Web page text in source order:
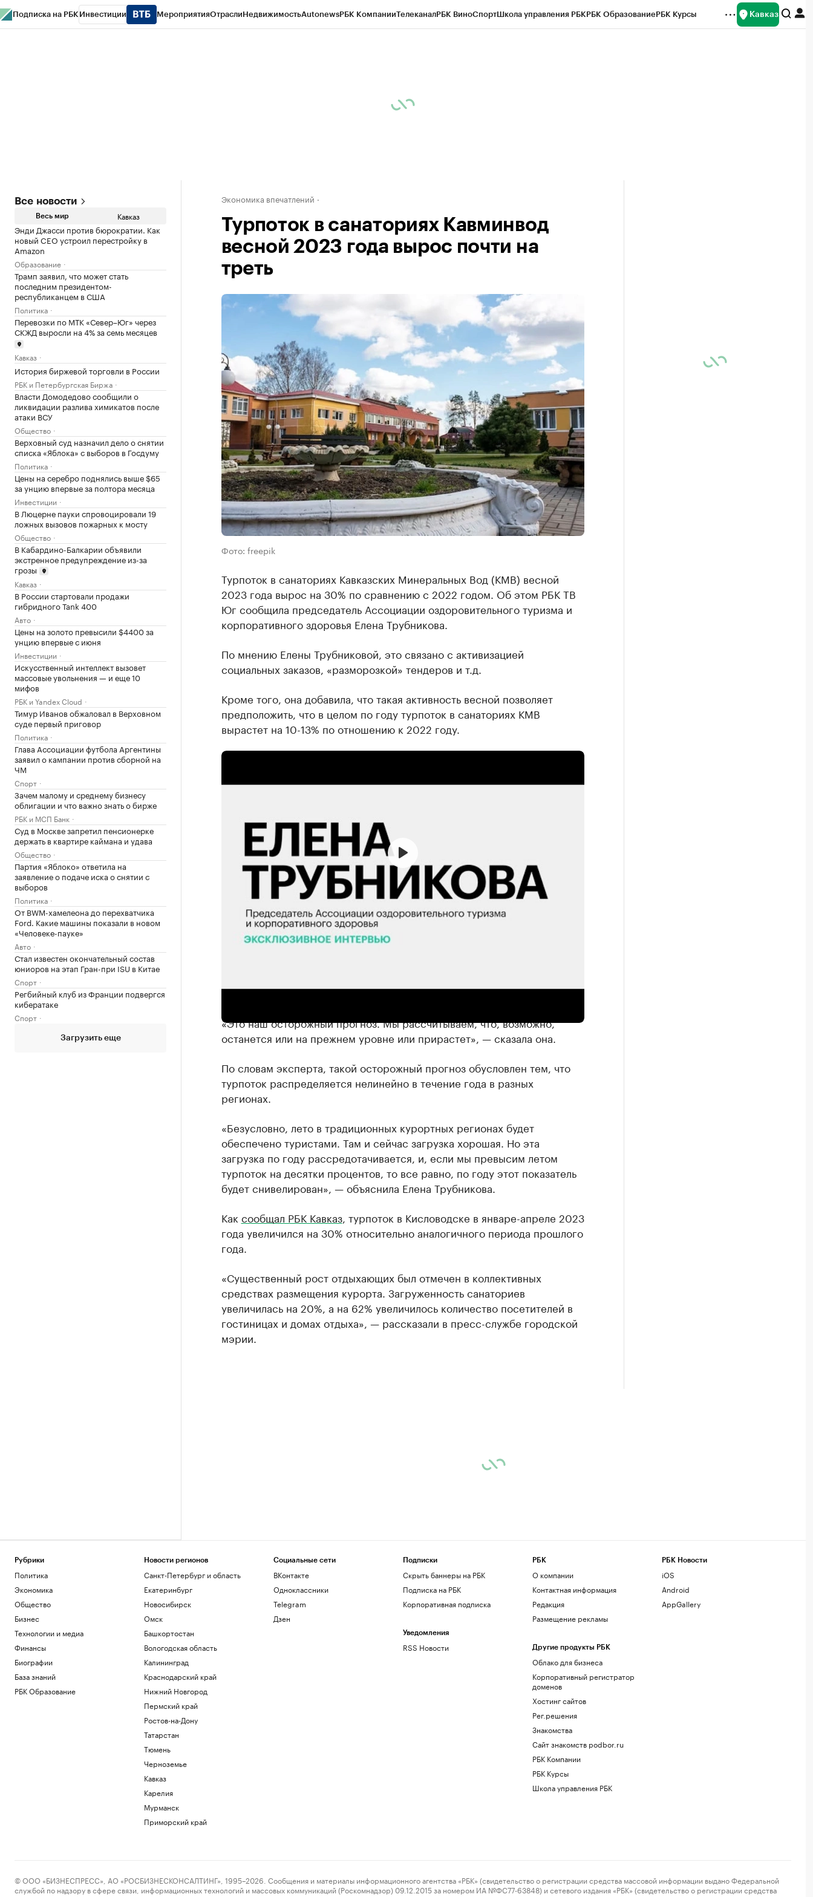
Подписка на РБК Инвестиции МероприятияОтраслиНедвижимостьAutonewsРБК КомпанииТелеканалРБК ВиноСпортШкола управления РБКРБК ОбразованиеРБК Курсы Кавказ
Все новости
Весь мир Кавказ
Энди Джасси против бюрократии. Как
новый CEO устроил перестройку в
Amazon
Образование
Трамп заявил, что может стать
последним президентом-
республиканцем в США
Политика
Перевозки по МТК «Север–Юг» через
СКЖД выросли на 4% за семь месяцев
Кавказ
История биржевой торговли в России
РБК и Петербургская Биржа
Власти Домодедово сообщили о
ликвидации разлива химикатов после
атаки ВСУ
Общество
Верховный суд назначил дело о снятии
списка «Яблока» с выборов в Госдуму
Политика
Цены на серебро поднялись выше $65
за унцию впервые за полтора месяца
Инвестиции
В Люцерне пауки спровоцировали 19
ложных вызовов пожарных к мосту
Общество
В Кабардино-Балкарии объявили
экстренное предупреждение из-за
грозы
Кавказ
В России стартовали продажи
гибридного Tank 400
Авто
Цены на золото превысили $4400 за
унцию впервые с июня
Инвестиции
Искусственный интеллект вызовет
массовые увольнения — и еще 10
мифов
РБК и Yandex Cloud
Тимур Иванов обжаловал в Верховном
суде первый приговор
Политика
Глава Ассоциации футбола Аргентины
заявил о кампании против сборной на
ЧМ
Спорт
Зачем малому и среднему бизнесу
облигации и что важно знать о бирже
РБК и МСП Банк
Суд в Москве запретил пенсионерке
держать в квартире каймана и удава
Общество
Партия «Яблоко» ответила на
заявление о подаче иска о снятии с
выборов
Политика
От BWM-хамелеона до перехватчика
Ford. Какие машины показали в новом
«Человеке-пауке»
Авто
Стал известен окончательный состав
юниоров на этап Гран-при ISU в Китае
Спорт
Регбийный клуб из Франции подвергся
кибератаке
Спорт
Загрузить еще
Экономика впечатлений
Турпоток в санаториях Кавминвод
весной 2023 года вырос почти на
треть
Фото: freepik
Турпоток в санаториях Кавказских Минеральных Вод (КМВ) весной
2023 года вырос на 30% по сравнению с 2022 годом. Об этом РБК ТВ
Юг сообщила председатель Ассоциации оздоровительного туризма и
корпоративного здоровья Елена Трубникова.
По мнению Елены Трубниковой, это связано с активизацией
социальных заказов, «разморозкой» тендеров и т.д.
Кроме того, она добавила, что такая активность весной позволяет
предположить, что в целом по году турпоток в санаториях КМВ
вырастет на 10-13% по отношению к 2022 году.
здравницы южнороссийских регионов по итогам 2023 года увеличится
«Это наш осторожный прогноз. Мы рассчитываем, что, возможно,
останется или на прежнем уровне или прирастет», — сказала она.
По словам эксперта, такой осторожный прогноз обусловлен тем, что
турпоток распределяется нелинейно в течение года в разных
регионах.
«Безусловно, лето в традиционных курортных регионах будет
обеспечено туристами. Там и сейчас загрузка хорошая. Но эта
загрузка по году рассредотачивается, и, если мы превысим летом
турпоток на десятки процентов, то все равно, по году этот показатель
будет снивелирован», — объяснила Елена Трубникова.
Как сообщал РБК Кавказ, турпоток в Кисловодске в январе-апреле 2023
года увеличился на 30% относительно аналогичного периода прошлого
года.
«Существенный рост отдыхающих был отмечен в коллективных
средствах размещения курорта. Загруженность санаториев
увеличилась на 20%, а на 62% увеличилось количество посетителей в
гостиницах и домах отдыха», — рассказали в пресс-службе городской
мэрии.
Рубрики
Политика
Экономика
Общество
Бизнес
Технологии и медиа
Финансы
Биографии
База знаний
РБК Образование
Новости регионов
Санкт-Петербург и область
Екатеринбург
Новосибирск
Омск
Башкортостан
Вологодская область
Калининград
Краснодарский край
Нижний Новгород
Пермский край
Ростов-на-Дону
Татарстан
Тюмень
Черноземье
Кавказ
Карелия
Мурманск
Приморский край
Социальные сети
ВКонтакте
Одноклассники
Telegram
Дзен
Подписки
Скрыть баннеры на РБК
Подписка на РБК
Корпоративная подписка
Уведомления
RSS Новости
РБК
О компании
Контактная информация
Редакция
Размещение рекламы
Другие продукты РБК
Облако для бизнеса
Корпоративный регистратор
доменов
Хостинг сайтов
Рег.решения
Знакомства
Сайт знакомств podbor.ru
РБК Компании
РБК Курсы
Школа управления РБК
РБК Новости
iOS
Android
AppGallery
© ООО «БИЗНЕСПРЕСС», АО «РОСБИЗНЕСКОНСАЛТИНГ», 1995–2026. Сообщения и материалы информационного агентства «РБК» (свидетельство о регистрации средства массовой информации выдано Федеральной
службой по надзору в сфере связи, информационных технологий и массовых коммуникаций (Роскомнадзор) 09.12.2015 за номером ИА №ФС77-63848) и сетевого издания «РБК» (свидетельство о регистрации средства